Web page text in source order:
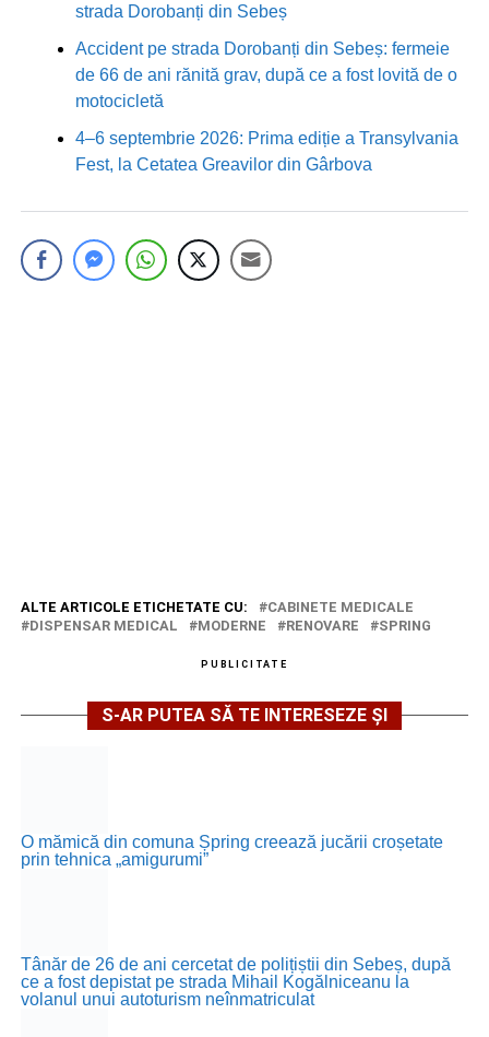
strada Dorobanți din Sebeș
Accident pe strada Dorobanți din Sebeș: fermeie
de 66 de ani rănită grav, după ce a fost lovită de o
motocicletă
4–6 septembrie 2026: Prima ediție a Transylvania
Fest, la Cetatea Greavilor din Gârbova
ALTE ARTICOLE ETICHETATE CU:
CABINETE MEDICALE
DISPENSAR MEDICAL
MODERNE RENOVARE SPRING
PUBLICITATE
S-AR PUTEA SĂ TE INTERESEZE ȘI
O mămică din comuna Șpring creează jucării croșetate
prin tehnica „amigurumi”
Tânăr de 26 de ani cercetat de polițiștii din Sebeș, după
ce a fost depistat pe strada Mihail Kogălniceanu la
volanul unui autoturism neînmatriculat